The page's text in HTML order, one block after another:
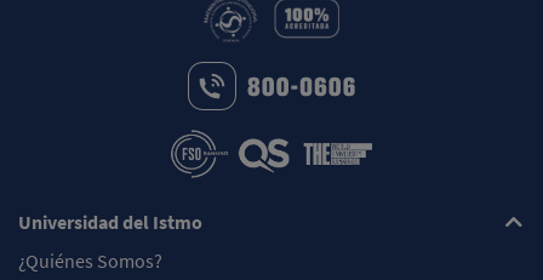
Universidad del Istmo
¿Quiénes Somos?